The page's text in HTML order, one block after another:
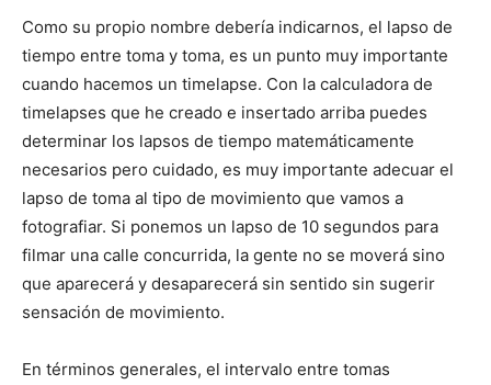
Como su propio nombre debería indicarnos, el lapso de
tiempo entre toma y toma, es un punto muy importante
cuando hacemos un timelapse. Con la calculadora de
timelapses que he creado e insertado arriba puedes
determinar los lapsos de tiempo matemáticamente
necesarios pero cuidado, es muy importante adecuar el
lapso de toma al tipo de movimiento que vamos a
fotografiar. Si ponemos un lapso de 10 segundos para
filmar una calle concurrida, la gente no se moverá sino
que aparecerá y desaparecerá sin sentido sin sugerir
sensación de movimiento.
En términos generales, el intervalo entre tomas